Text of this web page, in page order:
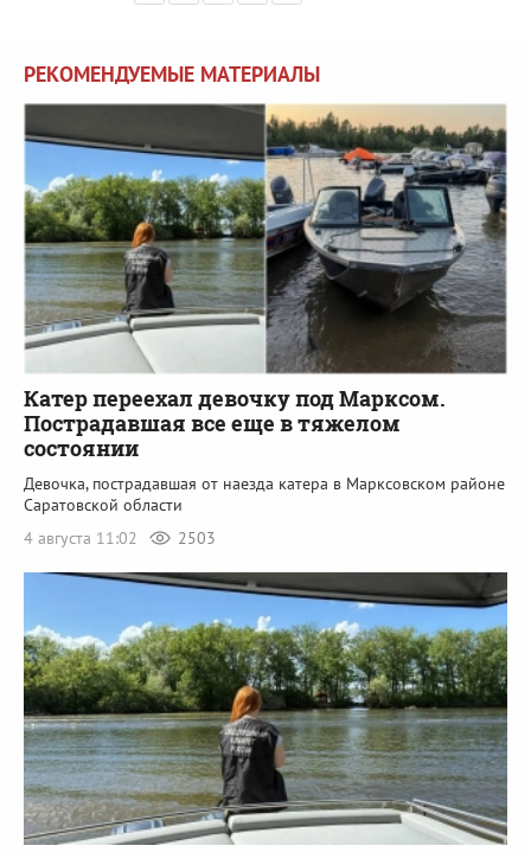
РЕКОМЕНДУЕМЫЕ МАТЕРИАЛЫ
Катер переехал девочку под Марксом.
Пострадавшая все еще в тяжелом
состоянии
Девочка, пострадавшая от наезда катера в Марксовском районе
Саратовской области
4 августа 11:02
2503